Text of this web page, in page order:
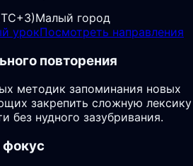
Малый город
урокПосмотреть направления
повторения
методик запоминания новых
закрепить сложную лексику
без нудного зазубривания.
фокус